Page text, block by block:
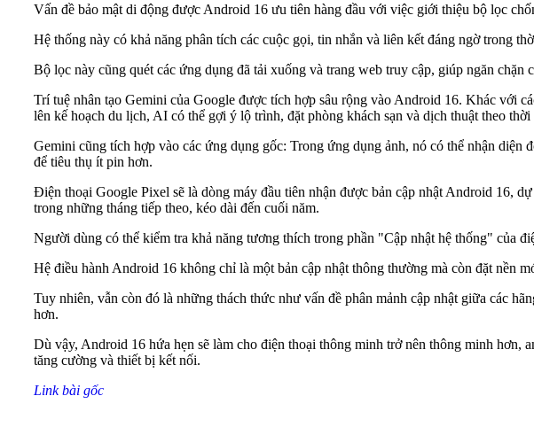
Vấn đề bảo mật di động được Android 16 ưu tiên hàng đầu với việc giới thiệu bộ lọc
Hệ thống này có khả năng phân tích các cuộc gọi, tin nhắn và liên kết đáng ngờ trong
Bộ lọc này cũng quét các ứng dụng đã tải xuống và trang web truy cập, giúp ngăn
Trí tuệ nhân tạo Gemini của Google được tích hợp sâu rộng vào Android 16. Khác với
lên kế hoạch du lịch, AI có thể gợi ý lộ trình, đặt phòng khách sạn và dịch thuật theo thời
Gemini cũng tích hợp vào các ứng dụng gốc: Trong ứng dụng ảnh, nó có thể nhận
để tiêu thụ ít pin hơn.
Điện thoại Google Pixel sẽ là dòng máy đầu tiên nhận được bản cập nhật Android 16,
trong những tháng tiếp theo, kéo dài đến cuối năm.
Người dùng có thể kiểm tra khả năng tương thích trong phần "Cập nhật hệ thống" của
Hệ điều hành Android 16 không chỉ là một bản cập nhật thông thường mà còn đặt nền
Tuy nhiên, vẫn còn đó là những thách thức như vấn đề phân mảnh cập nhật giữa các
hơn.
Dù vậy, Android 16 hứa hẹn sẽ làm cho điện thoại thông minh trở nên thông minh
tăng cường và thiết bị kết nối.
Link bài gốc